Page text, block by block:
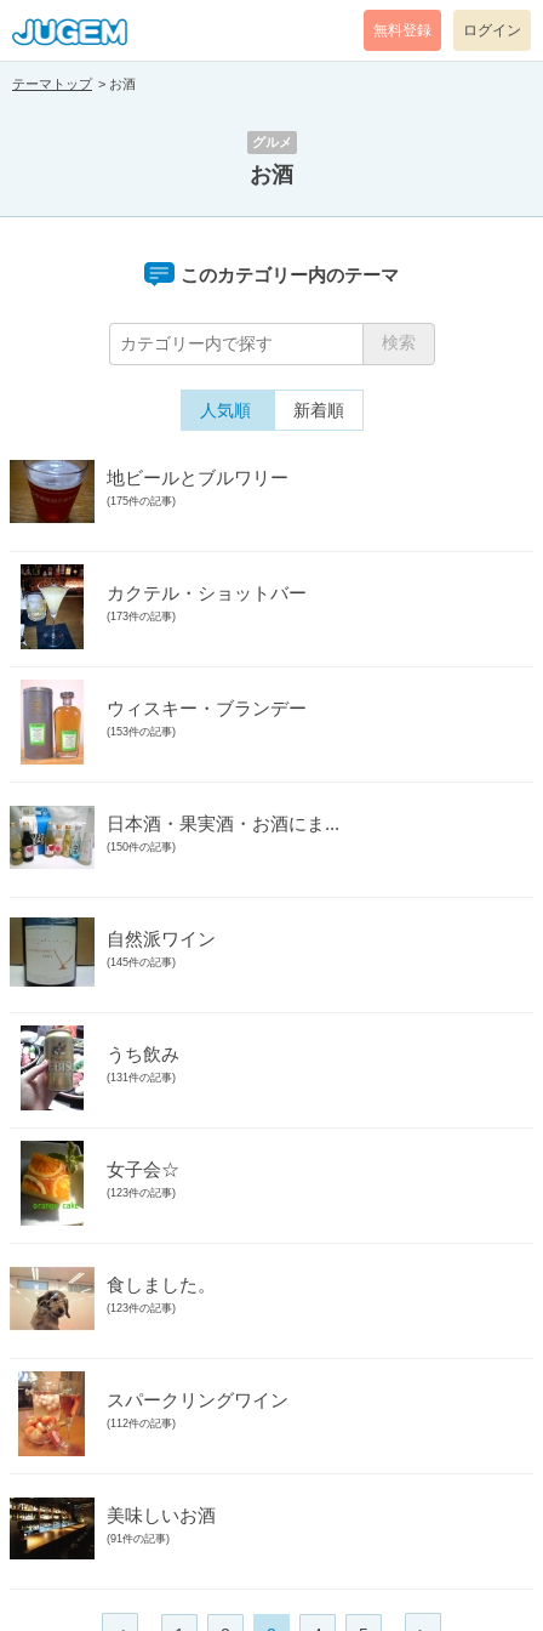
無料登録 ログイン
テーマトップ お酒
グルメ
お酒
このカテゴリー内のテーマ
人気順 新着順
地ビールとブルワリー
(175件の記事)
カクテル・ショットバー
(173件の記事)
ウィスキー・ブランデー
(153件の記事)
日本酒・果実酒・お酒にま...
(150件の記事)
自然派ワイン
(145件の記事)
うち飲み
(131件の記事)
女子会☆
(123件の記事)
食しました。
(123件の記事)
スパークリングワイン
(112件の記事)
美味しいお酒
(91件の記事)